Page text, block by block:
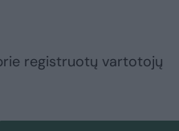
registruotų vartotojų